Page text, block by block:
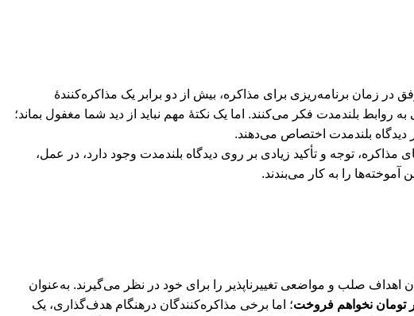
در زمان برنامه‌ریزی برای مذاکره، بیش از دو برابر یک مذاکره‌کنندۀ
بلندمدت فکر می‌کنند. اما یک نکتۀ مهم نباید از دید شما مغفول بماند؛
دیدگاه بلندمدت اختصاص می‌دهند.
توجه و تأکید زیادی بر روی دیدگاه بلندمدت وجود دارد، در عمل،
را به کار می‌بندند.
صلب و مواضعی تغییرناپذیر را برای خود در نظر می‌گیرند. به‌عنوان
تومان نخواهم فروخت؛ اما برخی مذاکره‌کنندگان درهنگام هدف‌گذاری، یک